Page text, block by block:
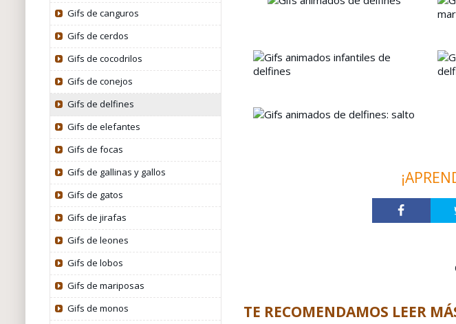
Gifs de canguros
Gifs de cerdos
Gifs de cocodrilos
Gifs de conejos
Gifs de delfines
Gifs de elefantes
Gifs de focas
Gifs de gallinas y gallos
Gifs de gatos
Gifs de jirafas
Gifs de leones
Gifs de lobos
Gifs de mariposas
Gifs de monos
TE RECOMENDAMOS LEER